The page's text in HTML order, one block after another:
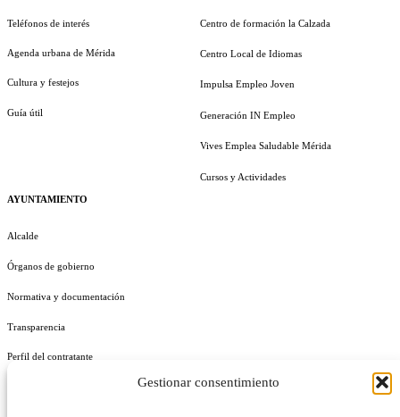
Gestionar consentimiento
Teléfonos de interés
Agenda urbana de Mérida
Cultura y festejos
Guía útil
AYUNTAMIENTO
Alcalde
Órganos de gobierno
Normativa y documentación
Transparencia
Perfil del contratante
Centro de formación la Calzada
Centro Local de Idiomas
Impulsa Empleo Joven
Generación IN Empleo
Vives Emplea Saludable Mérida
Cursos y Actividades